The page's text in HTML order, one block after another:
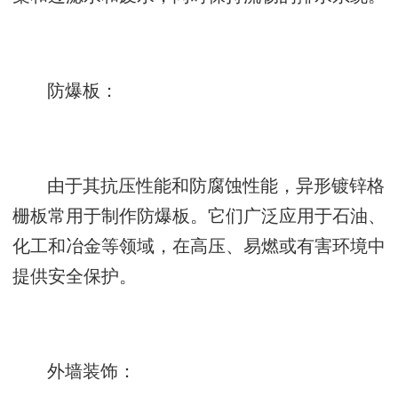
防爆板：
由于其抗压性能和防腐蚀性能，异形镀锌格
栅板常用于制作防爆板。它们广泛应用于石油、
化工和冶金等领域，在高压、易燃或有害环境中
提供安全保护。
外墙装饰：